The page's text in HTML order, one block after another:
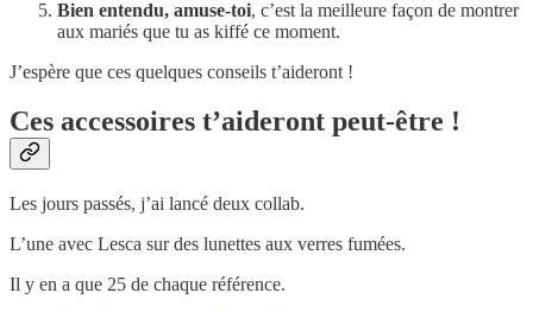
Bien entendu, amuse-toi, c’est la meilleure façon de montrer
aux mariés que tu as kiffé ce moment.
J’espère que ces quelques conseils t’aideront !
Ces accessoires t’aideront peut-être !
Les jours passés, j’ai lancé deux collab.
L’une avec Lesca sur des lunettes aux verres fumées.
Il y en a que 25 de chaque référence.